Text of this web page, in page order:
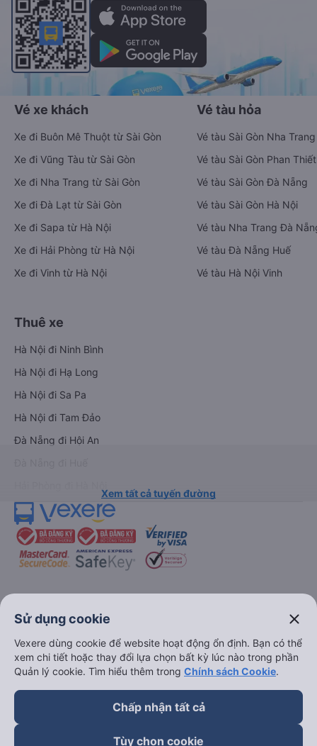
Vé xe khách
Xe đi Buôn Mê Thuột từ Sài Gòn
Xe đi Vũng Tàu từ Sài Gòn
Xe đi Nha Trang từ Sài Gòn
Xe đi Đà Lạt từ Sài Gòn
Xe đi Sapa từ Hà Nội
Xe đi Hải Phòng từ Hà Nội
Xe đi Vinh từ Hà Nội
Vé tàu hỏa
Vé tàu Sài Gòn Nha Trang
Vé tàu Sài Gòn Phan Thiết
Vé tàu Sài Gòn Đà Nẵng
Vé tàu Sài Gòn Hà Nội
Vé tàu Nha Trang Đà
Vé tàu Đà Nẵng Huế
Vé tàu Hà Nội Vinh
Thuê xe
Hà Nội đi Ninh Bình
Hà Nội đi Hạ Long
Hà Nội đi Sa Pa
Hà Nội đi Tam Đảo
Đà Nẵng đi Hội An
Xem tất cả tuyến đường
keyboard_arrow_down
Về chúng tôi
keyboard_arrow_down
Hỗ trợ
keyboard_arrow_down
Trở thành đối tác
Đối tác thanh toán
Sử dụng cookie close
Vexere dùng cookie để website hoạt động ổn định. Bạn có thể
xem chi tiết hoặc thay đổi lựa chọn bất kỳ lúc nào trong phần
Quản lý cookie. Tìm hiểu thêm trong Chính sách Cookie.
Chấp nhận tất cả
Tùy chọn cookie